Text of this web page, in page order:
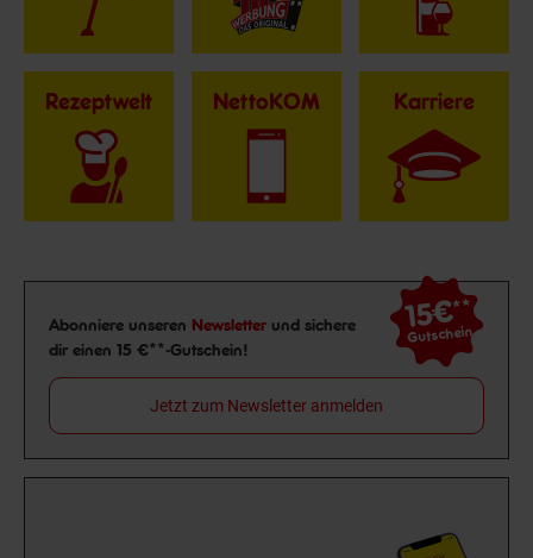
Rezeptwelt NettoKOM Karriere
Newsletter Anmeldung
Abonniere unseren Newsletter und sichere
dir einen 15 €**-Gutschein!
15€**
Gutschein
Jetzt zum Newsletter anmelden